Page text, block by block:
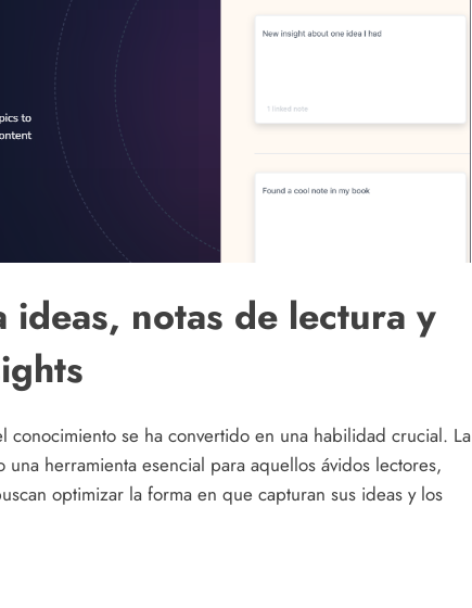
notas de lectura y
se ha convertido en una habilidad crucial. La
una herramienta esencial para aquellos ávidos lectores,
optimizar la forma en que capturan sus ideas y los